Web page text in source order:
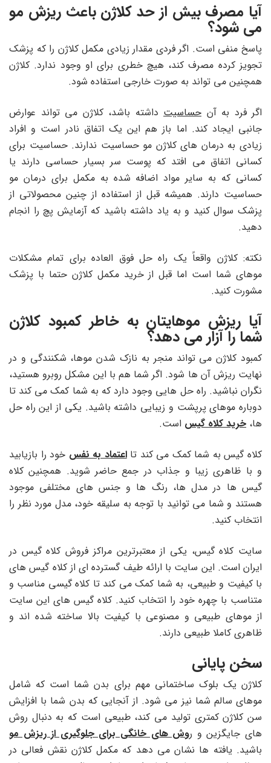
آیا مصرف بیش از حد کلاژن باعث ریزش مو
می شود؟
پاسخ منفی است. اگر فردی مقدار زیادی مکمل کلاژن را که پزشک
تجویز کرده مصرف کند، هیچ خطری برای او وجود ندارد. کلاژن
همچنین می تواند به صورت خارجی استفاده شود.
اگر فرد به آن حساسیت داشته باشد، کلاژن می تواند عوارض
جانبی ایجاد کند. اما باز هم این یک اتفاق نادر است و افراد
زیادی به درمان های کلاژن مو حساسیت ندارند. حساسیت برای
کسانی اتفاق می افتد که پوست سر بسیار حساسی دارند یا
کسانی که به سایر مواد اضافه شده به مکمل برای درمان مو
حساسیت دارند. همیشه قبل از استفاده از چنین محصولاتی از
پزشک سوال کنید و به یاد داشته باشید که آزمایش پچ را انجام
دهید.
نکته: کلاژن واقعاً یک راه حل فوق العاده برای تمام مشکلات
موهای شما است اما قبل از خرید مکمل کلاژن حتما با پزشک
مشورت کنید.
آیا ریزش موهایتان به خاطر کمبود کلاژن
شما را آزار می دهد؟
کمبود کلاژن می تواند منجر به نازک شدن موها، شکنندگی و در
نهایت ریزش آن ها شود. اگر شما هم با این مشکل روبرو هستید،
نگران نباشید. راه حل هایی وجود دارد که به شما کمک می کند تا
دوباره موهای پرپشت و زیبایی داشته باشید. یکی از این راه حل
ها، خرید کلاه گیس است.
کلاه گیس به شما کمک می کند تااعتماد به نفس خود را بازیابید
و با ظاهری زیبا و جذاب در جمع حاضر شوید. همچنین کلاه
گیس ها در مدل ها، رنگ ها و جنس های مختلفی موجود
هستند و شما می توانید با توجه به سلیقه خود، مدل مورد نظر را
انتخاب کنید.
سایت کلاه گیس، یکی از معتبرترین مراکز فروش کلاه گیس در
ایران است. این سایت با ارائه طیف گسترده ای از کلاه گیس های
با کیفیت و طبیعی، به شما کمک می کند تا کلاه گیسی مناسب و
متناسب با چهره خود را انتخاب کنید. کلاه گیس های این سایت
از موهای طبیعی و مصنوعی با کیفیت بالا ساخته شده اند و
ظاهری کاملا طبیعی دارند.
سخن پایانی
کلاژن یک بلوک ساختمانی مهم برای بدن شما است که شامل
موهای سالم شما نیز می شود. از آنجایی که بدن شما با افزایش
سن کلاژن کمتری تولید می کند، طبیعی است که به دنبال روش
های جایگزین و روش های خانگی برای جلوگیری از ریزش مو
باشید. یافته ها نشان می دهد که مکمل کلاژن نقش فعالی در